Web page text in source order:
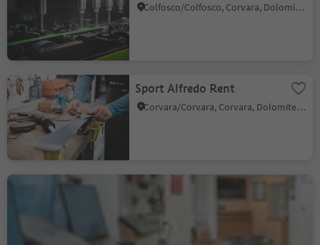
Colfosco/Colfosco, Corvara, Dolomites Region Alta Badia
Sport Alfredo Rent
Corvara/Corvara, Corvara, Dolomites Region Alta Badia
Ski Top Badia